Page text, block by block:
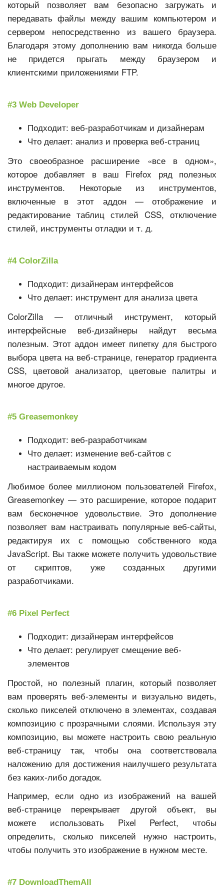
который позволяет вам безопасно загружать и
передавать файлы между вашим компьютером и
сервером непосредственно из вашего браузера.
Благодаря этому дополнению вам никогда больше
не придется прыгать между браузером и
клиентскими приложениями FTP.
#3 Web Developer
Подходит: веб-разработчикам и дизайнерам
Что делает: анализ и проверка веб-страниц
Это своеобразное расширение «все в одном»,
которое добавляет в ваш Firefox ряд полезных
инструментов. Некоторые из инструментов,
включенные в этот аддон — отображение и
редактирование таблиц стилей CSS, отключение
стилей, инструменты отладки и т. д.
#4 ColorZilla
Подходит: дизайнерам интерфейсов
Что делает: инструмент для анализа цвета
ColorZilla — отличный инструмент, который
интерфейсные веб-дизайнеры найдут весьма
полезным. Этот аддон имеет пипетку для быстрого
выбора цвета на веб-странице, генератор градиента
CSS, цветовой анализатор, цветовые палитры и
многое другое.
#5 Greasemonkey
Подходит: веб-разработчикам
Что делает: изменение веб-сайтов с
настраиваемым кодом
Любимое более миллионом пользователей Firefox,
Greasemonkey — это расширение, которое подарит
вам бесконечное удовольствие. Это дополнение
позволяет вам настраивать популярные веб-сайты,
редактируя их с помощью собственного кода
JavaScript. Вы также можете получить удовольствие
от скриптов, уже созданных другими
разработчиками.
#6 Pixel Perfect
Подходит: дизайнерам интерфейсов
Что делает: регулирует смещение веб-
элементов
Простой, но полезный плагин, который позволяет
вам проверять веб-элементы и визуально видеть,
сколько пикселей отключено в элементах, создавая
композицию с прозрачными слоями. Используя эту
композицию, вы можете настроить свою реальную
веб-страницу так, чтобы она соответствовала
наложению для достижения наилучшего результата
без каких-либо догадок.
Например, если одно из изображений на вашей
веб-странице перекрывает другой объект, вы
можете использовать Pixel Perfect, чтобы
определить, сколько пикселей нужно настроить,
чтобы получить это изображение в нужном месте.
#7 DownloadThemAll